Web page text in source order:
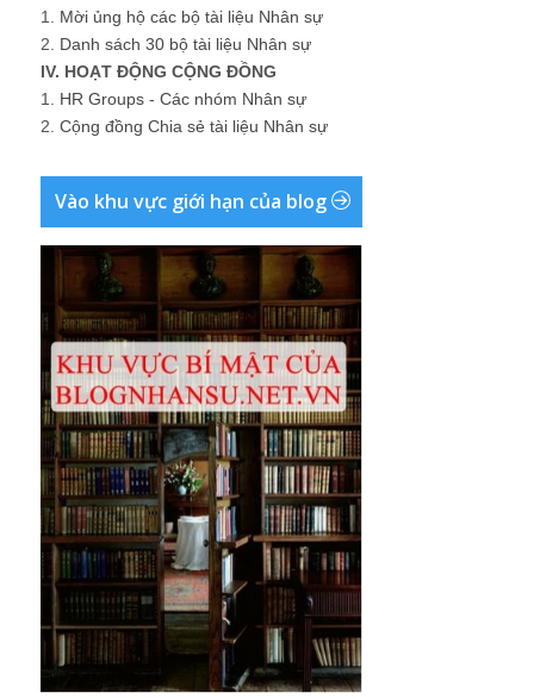
1. Mời ủng hộ các bộ tài liệu Nhân sự
2. Danh sách 30 bộ tài liệu Nhân sự
IV. HOẠT ĐỘNG CỘNG ĐỒNG
1. HR Groups - Các nhóm Nhân sự
2. Cộng đồng Chia sẻ tài liệu Nhân sự
Vào khu vực giới hạn của blog